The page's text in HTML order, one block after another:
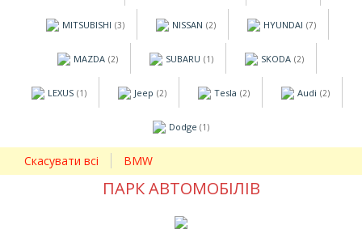
MITSUBISHI (3) NISSAN (2) HYUNDAI (7)
MAZDA (2) SUBARU (1) SKODA (2)
LEXUS (1) Jeep (2) Tesla (2) Audi (2)
Dodge (1)
Скасувати всі BMW
ПАРК АВТОМОБІЛІВ